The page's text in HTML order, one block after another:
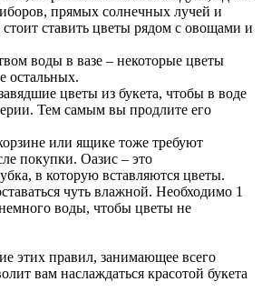
прямых солнечных лучей и
ставить цветы рядом с овощами и
воды в вазе – некоторые цветы
остальных.
цветы из букета, чтобы в воде
Тем самым вы продлите его
или ящике тоже требуют
покупки. Оазис – это
в которую вставляются цветы.
чуть влажной. Необходимо 1
воды, чтобы цветы не
этих правил, занимающее всего
вам наслаждаться красотой букета